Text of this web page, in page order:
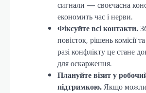
сигнали — своєчасна
економить час і нерви.
Фіксуйте всі контакти.
повісток, рішень комісії
разі конфлікту це стане
для оскарження.
Плануйте візит у
підтримкою.Якщо